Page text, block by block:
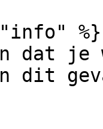
%}
dat je
dit